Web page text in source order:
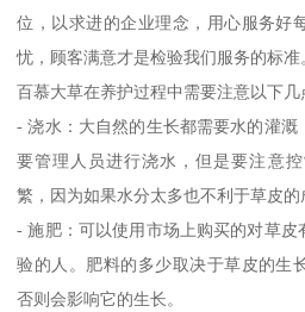
位，以求进的企业理念，用心服务好
忧，顾客满意才是检验我们服务的标准
百慕大草在养护过程中需要注意以下几
- 浇水：大自然的生长都需要水的灌
要管理人员进行浇水，但是要注意
繁，因为如果水分太多也不利于草皮的
- 施肥：可以使用市场上购买的对草
验的人。肥料的多少取决于草皮的生
否则会影响它的生长。